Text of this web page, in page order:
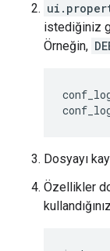
istediğiniz
Örneğin,
Dosyayı
Özellikler